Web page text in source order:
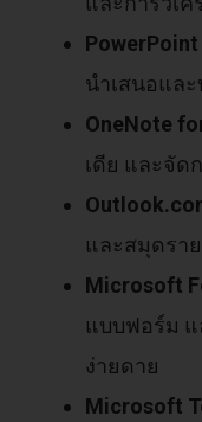
นำเสนอแล
OneNote
เดีย และจัด
และสมุดรา
Microsoft
แบบฟอร์ม
ง่ายดาย
Microsoft